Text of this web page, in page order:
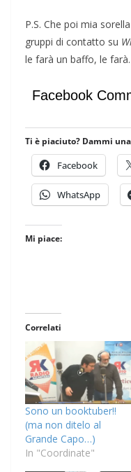
P.S. Che poi mia
gruppi di contatto su
le farà un baffo, le farà.
Facebook
Ti è piaciuto? Dammi
Facebook
WhatsApp
Mi piace:
Correlati
Sono un booktuber!!
(ma non ditelo al
Grande Capo…)
In "Coordinate"